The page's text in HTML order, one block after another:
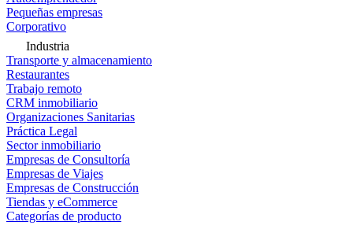
Pequeñas empresas
Corporativo
Industria
Transporte y almacenamiento
Restaurantes
Trabajo remoto
CRM inmobiliario
Organizaciones Sanitarias
Práctica Legal
Sector inmobiliario
Empresas de Consultoría
Empresas de Viajes
Empresas de Construcción
Tiendas y eCommerce
Categorías de producto